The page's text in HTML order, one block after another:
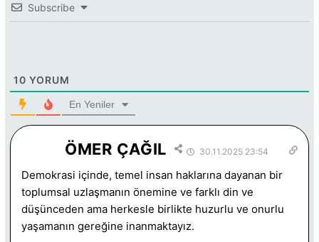
Subscribe
10 YORUM
En Yeniler
ÖMER ÇAĞIL 30.11.2025 23:54
Demokrasi içinde, temel insan haklarına dayanan bir
toplumsal uzlaşmanın önemine ve farklı din ve
düşünceden ama herkesle birlikte huzurlu ve onurlu
yaşamanın gereğine inanmaktayız.